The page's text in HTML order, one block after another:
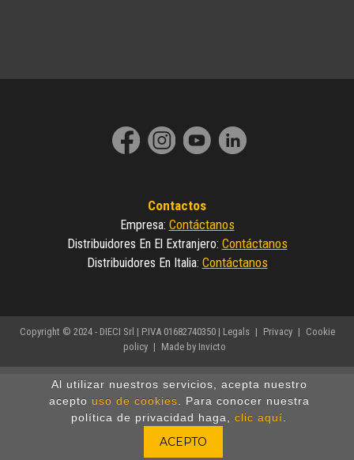
Al utilizar nuestros servicios, acepta nuestro
acepto uso de cookies. Para conocer nuestra
política de privacidad haga, clic aquí.
Contactos
Empresa: Contáctanos
Distribuidores En El Extranjero: Contáctanos
Distribuidores En Italia: Contáctanos
Copyright © 2024 - DIECI Srl | P.IVA 01682740350 | Legals | Privacy | Cookie
policy | Made by Invicto